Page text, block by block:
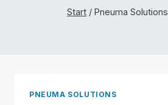
Start / Pneuma Solutions
PNEUMA SOLUTIONS